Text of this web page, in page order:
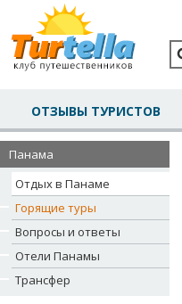
ОТЗЫВЫ ТУРИСТОВ
Панама
Отдых в Панаме
Горящие туры
Вопросы и ответы
Отели Панамы
Трансфер